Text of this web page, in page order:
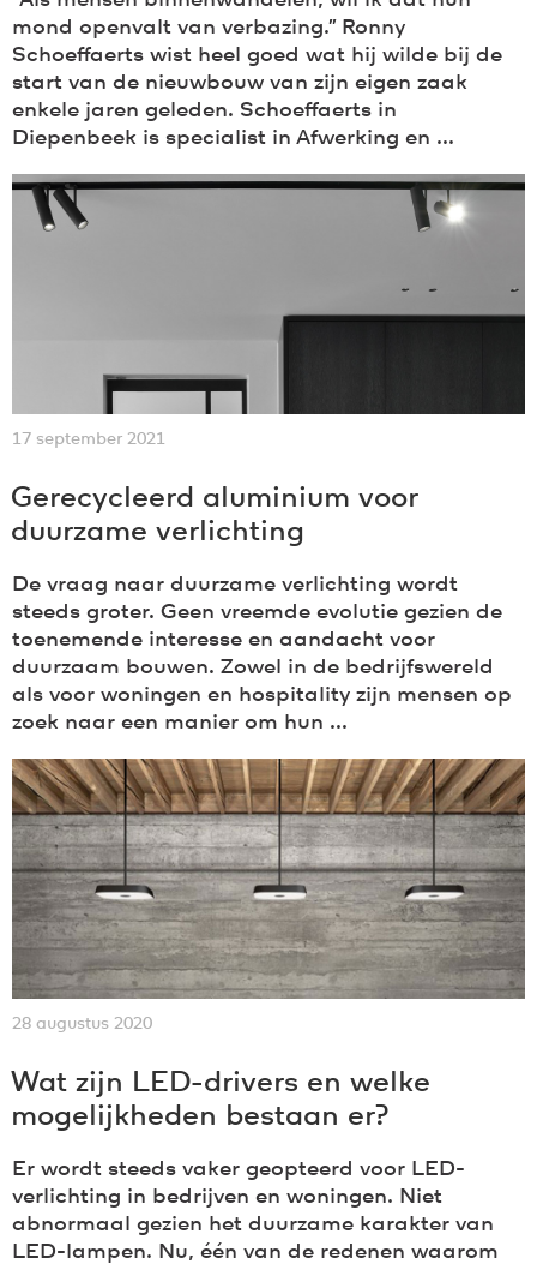
mond openvalt van verbazing.” Ronny
Schoeffaerts wist heel goed wat hij wilde bij de
start van de nieuwbouw van zijn eigen zaak
enkele jaren geleden. Schoeffaerts in
Diepenbeek is specialist in Afwerking en ...
17 september 2021
Gerecycleerd aluminium voor
duurzame verlichting
De vraag naar duurzame verlichting wordt
steeds groter. Geen vreemde evolutie gezien de
toenemende interesse en aandacht voor
duurzaam bouwen. Zowel in de bedrijfswereld
als voor woningen en hospitality zijn mensen op
zoek naar een manier om hun ...
28 augustus 2020
Wat zijn LED-drivers en welke
mogelijkheden bestaan er?
Er wordt steeds vaker geopteerd voor LED-
verlichting in bedrijven en woningen. Niet
abnormaal gezien het duurzame karakter van
LED-lampen. Nu, één van de redenen waarom